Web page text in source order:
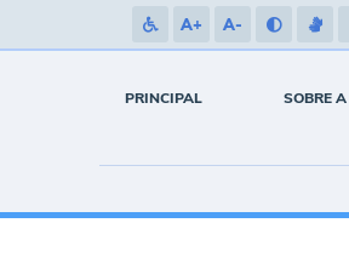
A+ A-
PRINCIPAL SOBRE